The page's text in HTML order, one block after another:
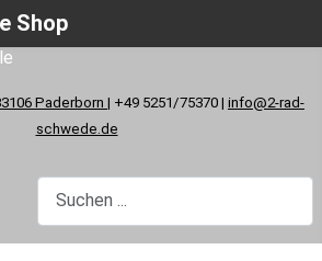
Paderborn | +49 5251/75370 | info@2-rad-
schwede.de
Shop